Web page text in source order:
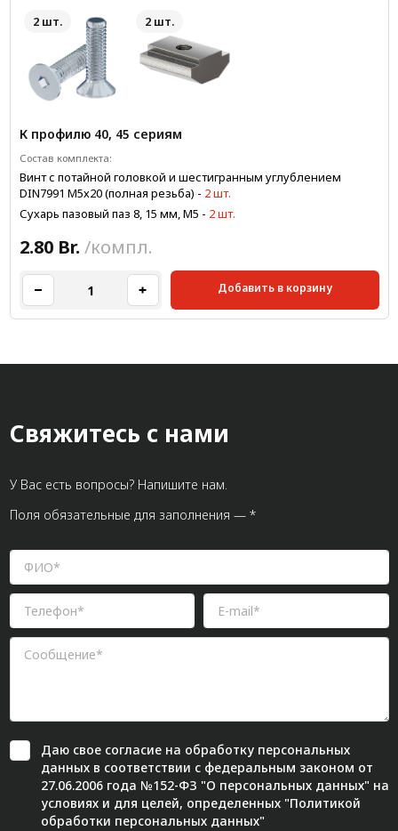
2 шт. 2 шт.
К профилю 40, 45 сериям
Состав комплекта:
Винт с потайной головкой и шестигранным углублением
DIN7991 M5х20 (полная резьба) - 2 шт.
Сухарь пазовый паз 8, 15 мм, М5 - 2 шт.
2.80 Br. /компл.
Добавить в корзину
Свяжитесь с нами
У Вас есть вопросы? Напишите нам.
Поля обязательные для заполнения — *
Даю свое согласиена обработку персональных
данных в соответствии с федеральным законом от
27.06.2006 года №152-ФЗ "О персональных данных" на
условиях и для целей, определенных "Политикой
обработки персональных данных"